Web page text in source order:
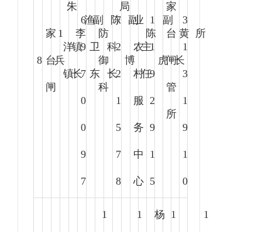
1
8
朱
家
台
闸
李
兵
渔
洋
镇
副
镇
长
6
9
7
0
0
9
7
陈
卫
东
局
防
御
科
副
科
长
7
2
2
1
5
7
8
陈
博
业
农
村
服
务
中
心
副
主
任
1
1
9
2
9
1
5
黄
虎
家
台
闸
管
所
所
长
3
1
3
1
9
1
0
1 1 杨 1 1